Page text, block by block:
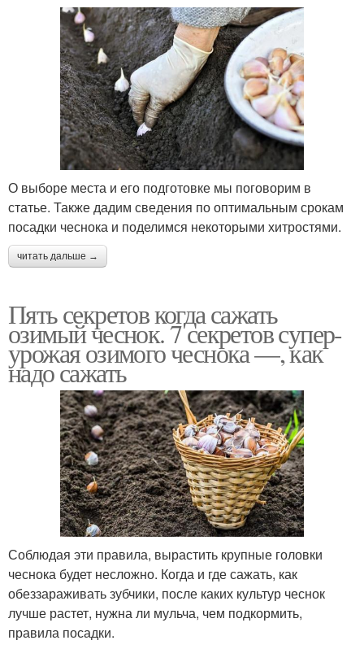
О выборе места и его подготовке мы поговорим в
статье. Также дадим сведения по оптимальным срокам
посадки чеснока и поделимся некоторыми хитростями.
читать дальше →
Пять секретов когда сажать
озимый чеснок. 7 секретов супер-
урожая озимого чеснока —, как
надо сажать
Соблюдая эти правила, вырастить крупные головки
чеснока будет несложно. Когда и где сажать, как
обеззараживать зубчики, после каких культур чеснок
лучше растет, нужна ли мульча, чем подкормить,
правила посадки.